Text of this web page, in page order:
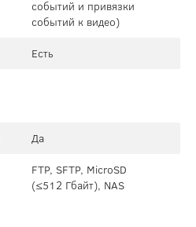
событий и привязки
событий к видео)
Есть
Да
FTP, SFTP, MicroSD
(≤512 Гбайт), NAS